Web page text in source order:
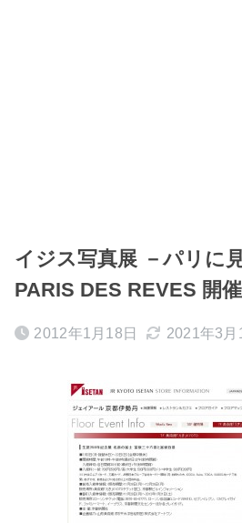
イジス写真展 －パリに
PARIS DES REVES 開催
2012年1月18日 2021年3月